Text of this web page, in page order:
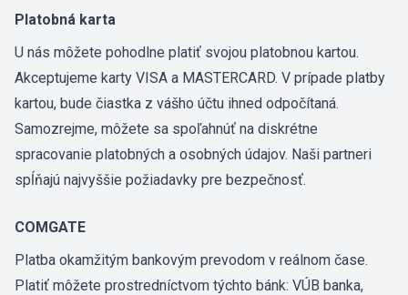
Platobná karta
U nás môžete pohodlne platiť svojou platobnou kartou.
Akceptujeme karty VISA a MASTERCARD. V prípade platby
kartou, bude čiastka z vášho účtu ihned odpočítaná.
Samozrejme, môžete sa spoľahnúť na diskrétne
spracovanie platobných a osobných údajov. Naši partneri
spĺňajú najvyššie požiadavky pre bezpečnosť.
COMGATE
Platba okamžitým bankovým prevodom v reálnom čase.
Platiť môžete prostredníctvom týchto bánk: VÚB banka,